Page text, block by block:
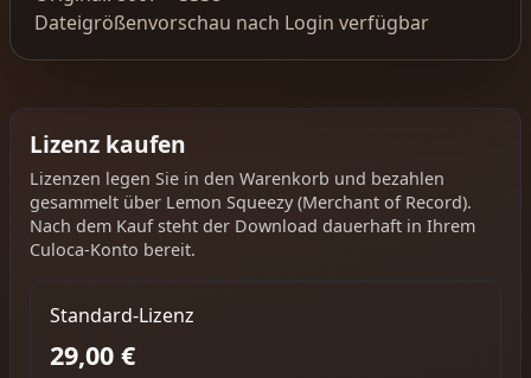
Dateigrößenvorschau nach Login verfügbar
Lizenz kaufen
Lizenzen legen Sie in den Warenkorb und bezahlen
gesammelt über Lemon Squeezy (Merchant of Record).
Nach dem Kauf steht der Download dauerhaft in Ihrem
Culoca-Konto bereit.
Standard-Lizenz
29,00 €